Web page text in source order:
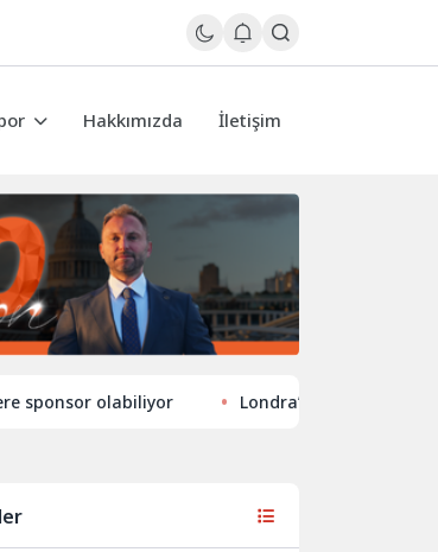
Hakkımızda İletişim
olabiliyor Londra’nın eğlence